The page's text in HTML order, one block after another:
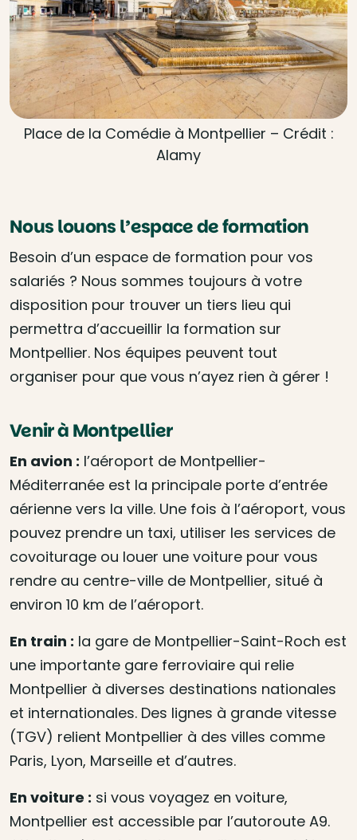
Place de la Comédie à Montpellier – Crédit :
Alamy
Nous louons l’espace de formation
Besoin d’un espace de formation pour vos
salariés ? Nous sommes toujours à votre
disposition pour trouver un tiers lieu qui
permettra d’accueillir la formation sur
Montpellier. Nos équipes peuvent tout
organiser pour que vous n’ayez rien à gérer !
Venir à Montpellier
En avion : l’aéroport de Montpellier-
Méditerranée est la principale porte d’entrée
aérienne vers la ville. Une fois à l’aéroport, vous
pouvez prendre un taxi, utiliser les services de
covoiturage ou louer une voiture pour vous
rendre au centre-ville de Montpellier, situé à
environ 10 km de l’aéroport.
En train : la gare de Montpellier-Saint-Roch est
une importante gare ferroviaire qui relie
Montpellier à diverses destinations nationales
et internationales. Des lignes à grande vitesse
(TGV) relient Montpellier à des villes comme
Paris, Lyon, Marseille et d’autres.
En voiture : si vous voyagez en voiture,
Montpellier est accessible par l’autoroute A9.